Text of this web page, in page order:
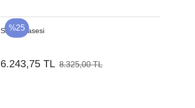
%25
Salata Kasesi
6.243,75 TL 8.325,00 TL